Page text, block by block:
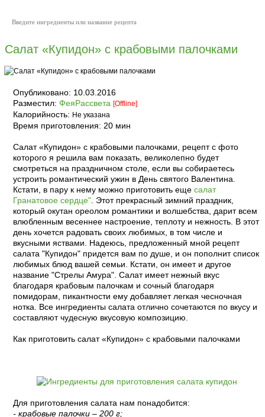
Салат «Купидон» с крабовыми палочками
Опубликовано: 10.03.2016
Разместил: ФеяРассвета [Offline]
Калорийность: Не указана
Время приготовления: 20 мин
Салат «Купидон» с крабовыми палочками, рецепт с фото
которого я решила вам показать, великолепно будет
смотреться на праздничном столе, если вы собираетесь
устроить романтический ужин в День святого Валентина.
Кстати, в пару к нему можно приготовить еще салат
Гранатовое сердце". Этот прекрасный зимний праздник,
который окутан ореолом романтики и волшебства, дарит всем
влюбленным весеннее настроение, теплоту и нежность. В этот
день хочется радовать своих любимых, в том числе и
вкусными яствами. Надеюсь, предложенный мной рецепт
салата "Купидон" придется вам по душе, и он пополнит список
любимых блюд вашей семьи. Кстати, он имеет и другое
название "Стрелы Амура". Салат имеет нежный вкус
благодаря крабовым палочкам и сочный благодаря
помидорам, пикантности ему добавляет легкая чесночная
нотка. Все ингредиенты салата отлично сочетаются по вкусу и
составляют чудесную вкусовую композицию.
Как приготовить салат «Купидон» с крабовыми палочками
Для приготовления салата нам понадобится:
- крабовые палочки – 200 г;